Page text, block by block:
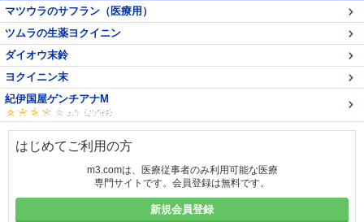
マツウラのサフラン（医療用）
ツムラの生薬ヨクイニン
ダイオウ末鈴
ヨクイニン末
紀伊国屋ゲンチアナM
はじめてご利用の方
m3.comは、医療従事者のみ利用可能な医療
専門サイトです。会員登録は無料です。
新規会員登録